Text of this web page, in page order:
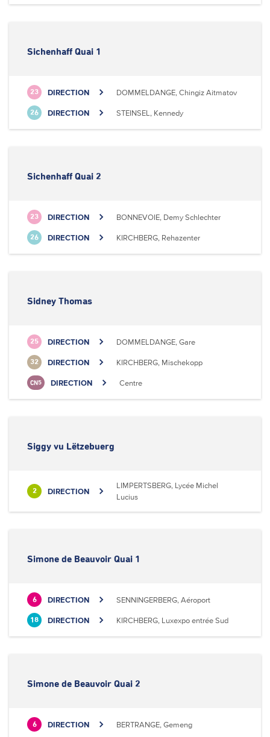
Sichenhaff Quai 1
23 DIRECTION DOMMELDANGE, Chingiz Aitmatov
26 DIRECTION STEINSEL, Kennedy
Sichenhaff Quai 2
23 DIRECTION BONNEVOIE, Demy Schlechter
26 DIRECTION KIRCHBERG, Rehazenter
Sidney Thomas
25 DIRECTION DOMMELDANGE, Gare
32 DIRECTION KIRCHBERG, Mischekopp
CN5 DIRECTION Centre
Siggy vu Lëtzebuerg
2 DIRECTION
LIMPERTSBERG, Lycée Michel
Lucius
Simone de Beauvoir Quai 1
6 DIRECTION SENNINGERBERG, Aéroport
18 DIRECTION KIRCHBERG, Luxexpo entrée Sud
Simone de Beauvoir Quai 2
6 DIRECTION BERTRANGE, Gemeng